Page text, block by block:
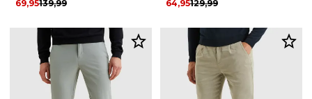
139,99
69,95
129,99
64,95